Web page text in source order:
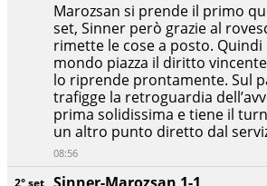
2° set
Marozsan si prende il primo
set, Sinner però grazie al
rimette le cose a posto.
mondo piazza il diritto
lo riprende prontamente. Sul
trafigge la retroguardia
prima solidissima e tiene il
un altro punto diretto dal
08:56